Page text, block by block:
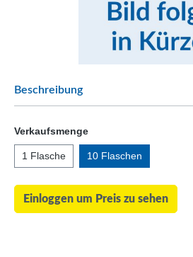
Beschreibung
Verkaufsmenge
1 Flasche 10 Flaschen
Einloggen um Preis zu sehen